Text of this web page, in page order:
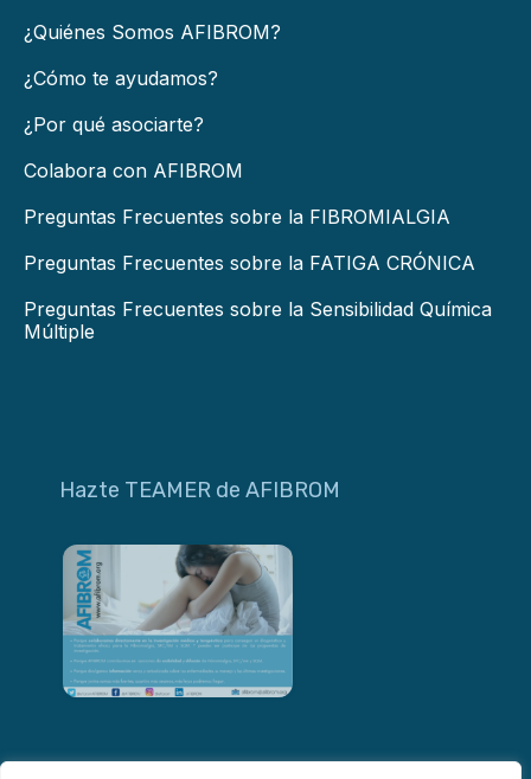
¿Quiénes Somos AFIBROM?
¿Cómo te ayudamos?
¿Por qué asociarte?
Colabora con AFIBROM
Preguntas Frecuentes sobre la FIBROMIALGIA
Preguntas Frecuentes sobre la FATIGA CRÓNICA
Preguntas Frecuentes sobre la Sensibilidad Química
Múltiple
Hazte TEAMER de AFIBROM